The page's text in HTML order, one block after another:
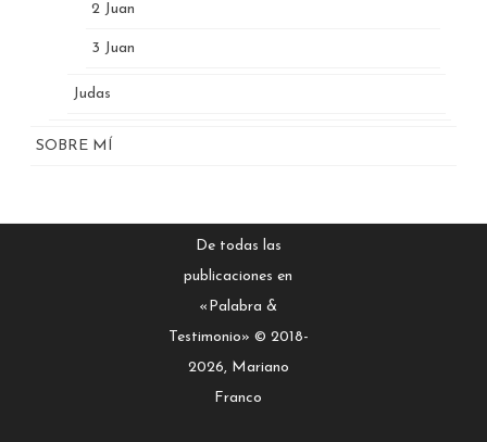
2 Juan
3 Juan
Judas
SOBRE MÍ
De todas las
publicaciones en
«Palabra &
Testimonio» © 2018-
2026, Mariano
Franco